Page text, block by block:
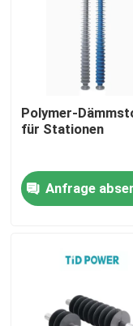
Über uns
Bitte um ein
Eisenbahnisolator
Polymer-
für Stationen
Anfrage